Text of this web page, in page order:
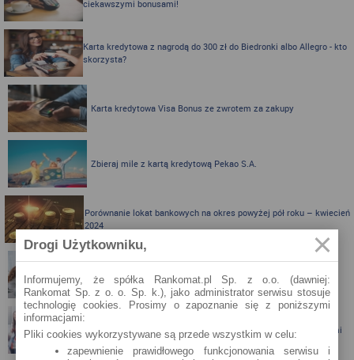
ciekawszymi bonusami!
Karta kredytowa z nagrodą do 300 zł do Biedronki albo Allegro - kto
skorzysta?
Karta kredytowa Visa Bonus ze zwrotem za zakupy
Zbieraj mile z kartą kredytową Pekao S.A.
Porównanie lokat bankowych na okres powyżej pół roku – kwiecień
2024
Porównanie lokat bankowych na okres powyżej pół roku
Santander Consumer Bank proponuje jesień z kartą i nagrodami
Drogi Użytkowniku,
Informujemy, że spółka Rankomat.pl Sp. z o.o. (dawniej:
Rankomat Sp. z o. o. Sp. k.), jako administrator serwisu stosuje
technologię cookies. Prosimy o zapoznanie się z poniższymi
informacjami:
Pliki cookies wykorzystywane są przede wszystkim w celu:
zapewnienie prawidłowego funkcjonowania serwisu i